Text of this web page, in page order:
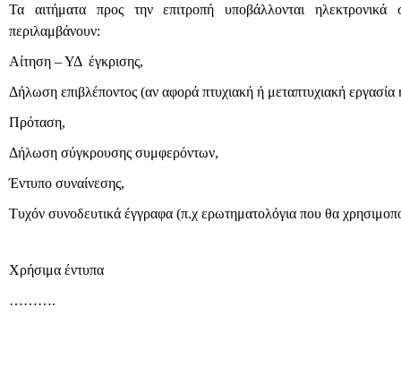
Τα αιτήματα προς την επιτροπή υποβάλλονται
περιλαμβάνουν:
Αίτηση – ΥΔ έγκρισης,
Δήλωση επιβλέποντος (αν αφορά πτυχιακή ή μεταπτυχιακή εργασία
Πρόταση,
Δήλωση σύγκρουσης συμφερόντων,
Έντυπο συναίνεσης,
Τυχόν συνοδευτικά έγγραφα (π.χ ερωτηματολόγια που θα
Χρήσιμα έντυπα
……….